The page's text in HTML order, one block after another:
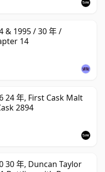
& 1995 / 30 年 /
14
24 年, First Cask Malt
2894
30 年, Duncan Taylor